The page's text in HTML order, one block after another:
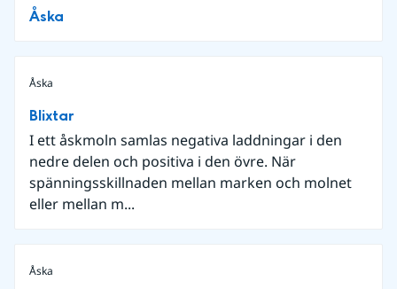
Åska
Åska
Blixtar
I ett åskmoln samlas negativa laddningar i den
nedre delen och positiva i den övre. När
spänningsskillnaden mellan marken och molnet
eller mellan m...
Åska